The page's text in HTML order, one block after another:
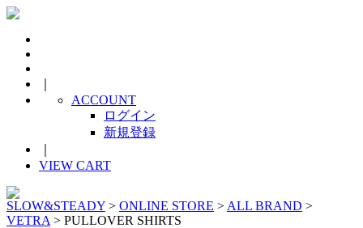
ACCOUNT
ログイン
新規登録
VIEW CART
SLOW&STEADY > ONLINE STORE > ALL BRAND >
VETRA > PULLOVER SHIRTS